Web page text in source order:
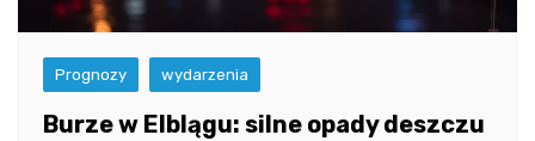
Prognozy wydarzenia
Burze w Elblągu: silne opady deszczu